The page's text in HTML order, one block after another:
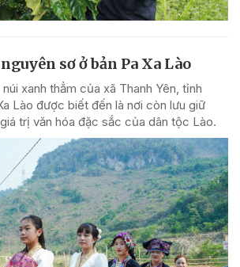
sơ ở bản Pa Xa Lào
xanh thẳm của xã Thanh Yên, tỉnh
Lào được biết đến là nơi còn lưu giữ
trị văn hóa đặc sắc của dân tộc Lào.